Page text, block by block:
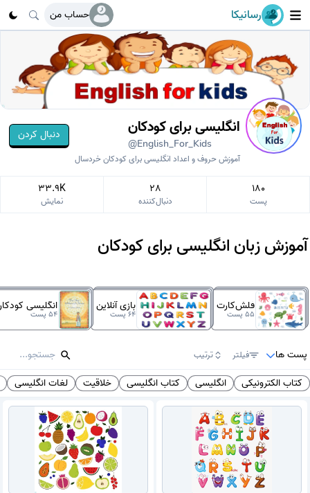
رسانیکا حساب من
انگلیسی برای کودکان
@English_For_Kids
دنبال کردن
آموزش حروف و اعداد انگلیسی برای کودکان خردسال
180
پست
28
دنبال‌کننده
33.9K
نمایش
آموزش زبان انگلیسی برای کودکان
فلش‌کارت‌
55پست
بازی آنلاین
64پست
انگلیسی
54پست
پست ها فیلتر ترتیب
کتاب الکترونیکی انگلیسی کتاب انگلیسی خلاقیت لغات انگلیسی